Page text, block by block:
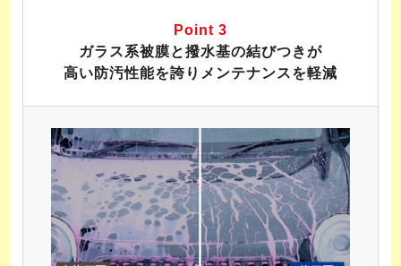
Point 3
ガラス系被膜と撥水基の結びつきが
高い防汚性能を誇りメンテナンスを軽減